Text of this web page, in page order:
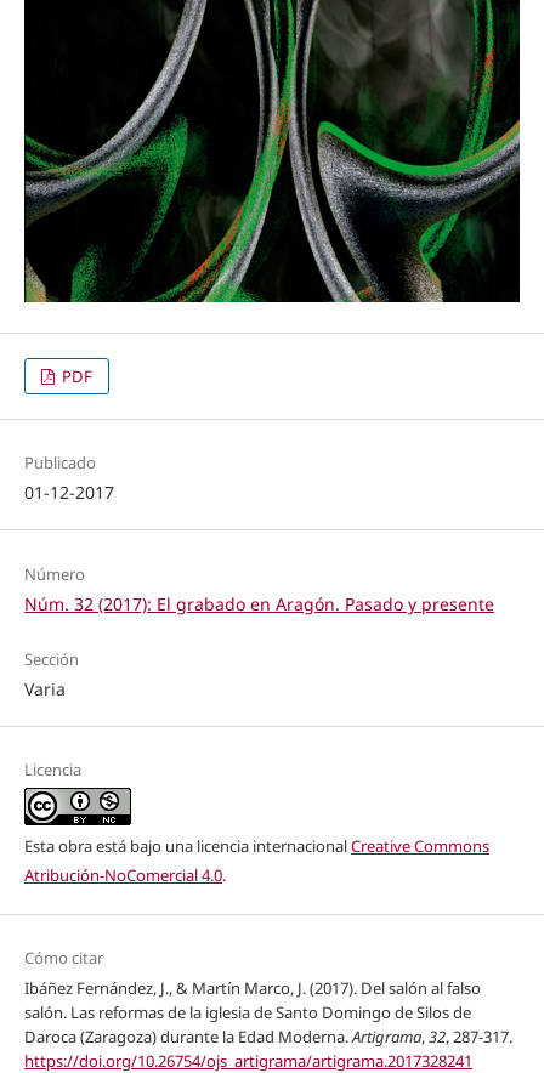
PDF
Publicado
01-12-2017
Número
Núm. 32 (2017): El grabado en Aragón. Pasado y presente
Sección
Varia
Licencia
Esta obra está bajo una licencia internacionalCreative Commons
Atribución-NoComercial 4.0.
Cómo citar
Ibáñez Fernández, J., & Martín Marco, J. (2017). Del salón al falso
salón. Las reformas de la iglesia de Santo Domingo de Silos de
Daroca (Zaragoza) durante la Edad Moderna.Artigrama,32, 287-317.
https://doi.org/10.26754/ojs_artigrama/artigrama.2017328241